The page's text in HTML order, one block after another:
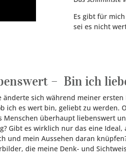
Es gibt für
sei es nicht
– Bin ich
änderte sich während meiner
ich es wert bin, geliebt zu werden.
Menschen überhaupt liebenswert
Gibt es wirklich nur das eine Ideal,
und mein Aussehen daran
die meine Denk- und